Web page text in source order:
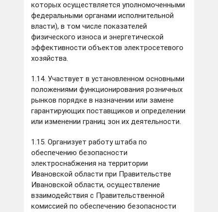
которых осуществляется уполномоченными
федеральными органами исполнительной
власти), в том числе показателей
физического износа и энергетической
эффективности объектов электросетевого
хозяйства.
1.14. Участвует в установленном основными
положениями функционирования розничных
рынков порядке в назначении или замене
гарантирующих поставщиков и определении
или изменении границ зон их деятельности.
1.15. Организует работу штаба по
обеспечению безопасности
электроснабжения на территории
Ивановской области при Правительстве
Ивановской области, осуществление
взаимодействия с Правительственной
комиссией по обеспечению безопасности